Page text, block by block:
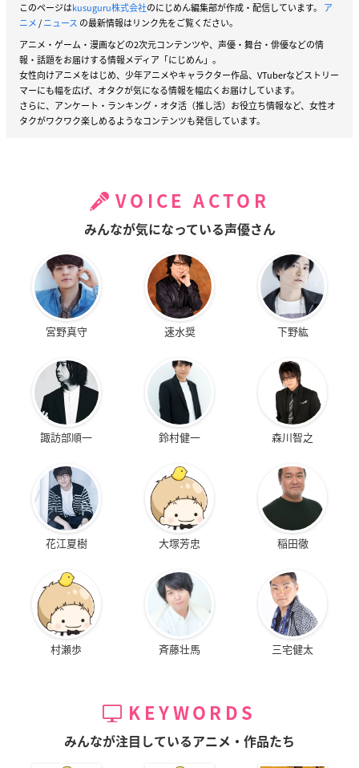
このページはkusuguru株式会社のにじめん編集部が作成・配信しています。 ア
ニメ/ニュース の最新情報はリンク先をご覧ください。
アニメ・ゲーム・漫画などの2次元コンテンツや、声優・舞台・俳優などの情
報・話題をお届けする情報メディア「にじめん」。
女性向けアニメをはじめ、少年アニメやキャラクター作品、VTuberなどストリー
マーにも幅を広げ、オタクが気になる情報を幅広くお届けしています。
さらに、アンケート・ランキング・オタ活（推し活）お役立ち情報など、女性オ
タクがワクワク楽しめるようなコンテンツも発信しています。
VOICE ACTOR
みんなが気になっている声優さん
宮野真守 速水奨 下野紘
諏訪部順一 鈴村健一 森川智之
花江夏樹 大塚芳忠 稲田徹
村瀬歩 斉藤壮馬 三宅健太
KEYWORDS
みんなが注目しているアニメ・作品たち